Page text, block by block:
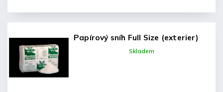
Papírový sníh Full Size (exterier)
Skladem